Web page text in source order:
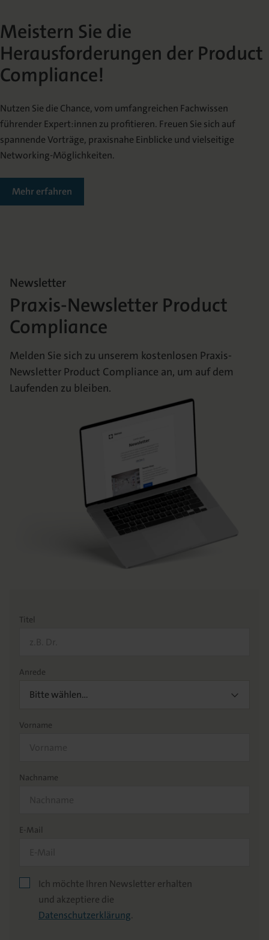
Meistern Sie die
Herausforderungen der Product
Compliance!
Nutzen Sie die Chance, vom umfangreichen Fachwissen
führender Expert:innen zu profitieren. Freuen Sie sich auf
spannende Vorträge, praxisnahe Einblicke und vielseitige
Networking-Möglichkeiten.
Mehr erfahren
Newsletter
Praxis-Newsletter Product
Compliance
Melden Sie sich zu unserem kostenlosen Praxis-
Newsletter Product Compliance an, um auf dem
Laufenden zu bleiben.
Titel
Anrede
Bitte wählen…
Vorname
Nachname
E-Mail
Ich möchte Ihren Newsletter erhalten
und akzeptiere die
Datenschutzerklärung.